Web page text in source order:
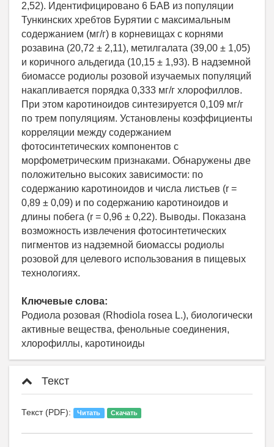
2,52). Идентифицировано 6 БАВ из популяции
Тункинских хребтов Бурятии с максимальным
содержанием (мг/г) в корневищах с корнями
розавина (20,72 ± 2,11), метилгалата (39,00 ± 1,05)
и коричного альдегида (10,15 ± 1,93). В надземной
биомассе родиолы розовой изучаемых популяций
накапливается порядка 0,333 мг/г хлорофиллов.
При этом каротиноидов синтезируется 0,109 мг/г
по трем популяциям. Установлены коэффициенты
корреляции между содержанием
фотосинтетических компонентов с
морфометрическим признаками. Обнаружены две
положительно высоких зависимости: по
содержанию каротиноидов и числа листьев (r =
0,89 ± 0,09) и по содержанию каротиноидов и
длины побега (r = 0,96 ± 0,22). Выводы. Показана
возможность извлечения фотосинтетических
пигментов из надземной биомассы родиолы
розовой для целевого использования в пищевых
технологиях.
Ключевые слова:
Родиола розовая (Rhodiola rosea L.), биологически
активные вещества, фенольные соединения,
хлорофиллы, каротиноиды
Текст
Текст (PDF): Читать Скачать